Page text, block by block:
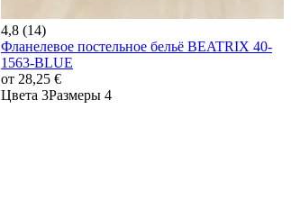
4,8 (14)
Фланелевое постельное бельё BEATRIX 40-
1563-BLUE
от 28,25 €
Цвета 3Размеры 4